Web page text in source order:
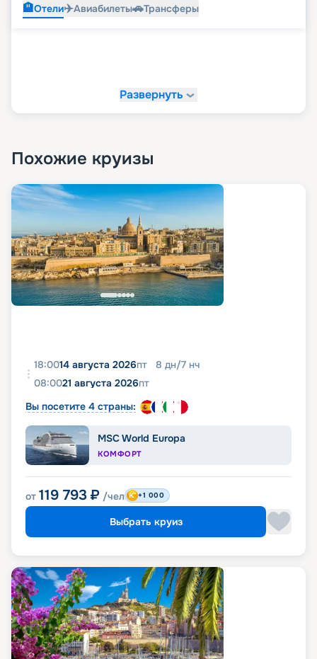
🏨Отели✈️Авиабилеты🚗Трансферы
Развернуть
Похожие круизы
18:0014 августа 2026пт 8 дн/7 нч
08:0021 августа 2026пт
Вы посетите 4 страны:
MSC World Europa
КОМФОРТ
от 119 793 ₽ /чел +1 000
Выбрать круиз